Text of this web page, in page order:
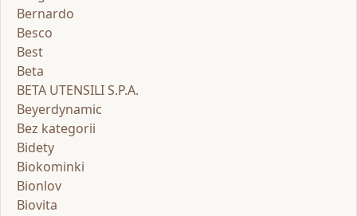
Bernardo
Besco
Best
Beta
BETA UTENSILI S.P.A.
Beyerdynamic
Bez kategorii
Bidety
Biokominki
Bionlov
Biovita